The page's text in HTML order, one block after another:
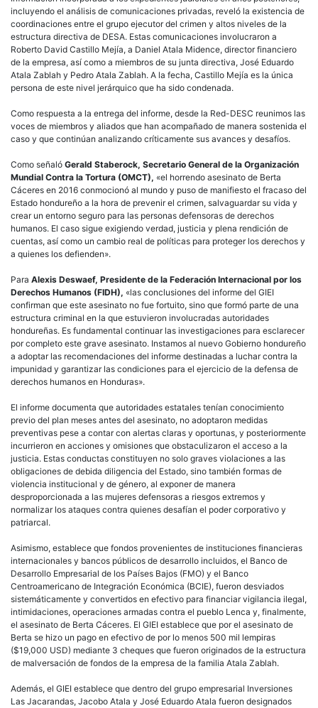
incluyendo el análisis de comunicaciones privadas, reveló la existencia de
coordinaciones entre el grupo ejecutor del crimen y altos niveles de la
estructura directiva de DESA. Estas comunicaciones involucraron a
Roberto David Castillo Mejía, a Daniel Atala Midence, director financiero
de la empresa, así como a miembros de su junta directiva, José Eduardo
Atala Zablah y Pedro Atala Zablah. A la fecha, Castillo Mejía es la única
persona de este nivel jerárquico que ha sido condenada.
Como respuesta a la entrega del informe, desde la Red-DESC reunimos las
voces de miembros y aliados que han acompañado de manera sostenida el
caso y que continúan analizando críticamente sus avances y desafíos.
Como señaló Gerald Staberock, Secretario General de la Organización
Mundial Contra la Tortura (OMCT), «el horrendo asesinato de Berta
Cáceres en 2016 conmocionó al mundo y puso de manifiesto el fracaso del
Estado hondureño a la hora de prevenir el crimen, salvaguardar su vida y
crear un entorno seguro para las personas defensoras de derechos
humanos. El caso sigue exigiendo verdad, justicia y plena rendición de
cuentas, así como un cambio real de políticas para proteger los derechos y
a quienes los defienden».
Para Alexis Deswaef, Presidente de la Federación Internacional por los
Derechos Humanos (FIDH), «las conclusiones del informe del GIEI
confirman que este asesinato no fue fortuito, sino que formó parte de una
estructura criminal en la que estuvieron involucradas autoridades
hondureñas. Es fundamental continuar las investigaciones para esclarecer
por completo este grave asesinato. Instamos al nuevo Gobierno hondureño
a adoptar las recomendaciones del informe destinadas a luchar contra la
impunidad y garantizar las condiciones para el ejercicio de la defensa de
derechos humanos en Honduras».
El informe documenta que autoridades estatales tenían conocimiento
previo del plan meses antes del asesinato, no adoptaron medidas
preventivas pese a contar con alertas claras y oportunas, y posteriormente
incurrieron en acciones y omisiones que obstaculizaron el acceso a la
justicia. Estas conductas constituyen no solo graves violaciones a las
obligaciones de debida diligencia del Estado, sino también formas de
violencia institucional y de género, al exponer de manera
desproporcionada a las mujeres defensoras a riesgos extremos y
normalizar los ataques contra quienes desafían el poder corporativo y
patriarcal.
Asimismo, establece que fondos provenientes de instituciones financieras
internacionales y bancos públicos de desarrollo incluidos, el Banco de
Desarrollo Empresarial de los Países Bajos (FMO) y el Banco
Centroamericano de Integración Económica (BCIE), fueron desviados
sistemáticamente y convertidos en efectivo para financiar vigilancia ilegal,
intimidaciones, operaciones armadas contra el pueblo Lenca y, finalmente,
el asesinato de Berta Cáceres. El GIEI establece que por el asesinato de
Berta se hizo un pago en efectivo de por lo menos 500 mil lempiras
($19,000 USD) mediante 3 cheques que fueron originados de la estructura
de malversación de fondos de la empresa de la familia Atala Zablah.
Además, el GIEI establece que dentro del grupo empresarial Inversiones
Las Jacarandas, Jacobo Atala y José Eduardo Atala fueron designados